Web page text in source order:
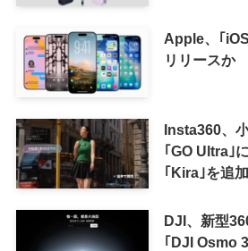
Apple、｢
リリースか
Insta360、
｢GO Ultra｣
｢Kira｣を追
可能に
DJI、新型
｢DJI Osmo